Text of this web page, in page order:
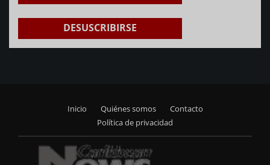
DESUSCRIBIRSE
menu
Inicio Quiénes somos
Contacto
Política de privacidad